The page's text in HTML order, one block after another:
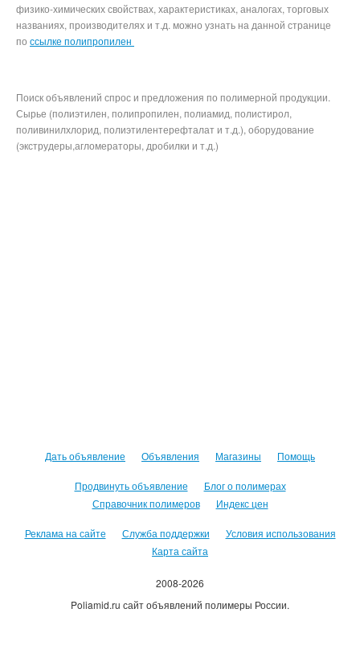
физико-химических свойствах, характеристиках, аналогах, торговых
названиях, производителях и т.д. можно узнать на данной странице
по ссылке полипропилен
Поиск объявлений спрос и предложения по полимерной продукции.
Сырье (полиэтилен, полипропилен, полиамид, полистирол,
поливинилхлорид, полиэтилентерефталат и т.д.), оборудование
(экструдеры,агломераторы, дробилки и т.д.)
Дать объявление Объявления Магазины Помощь
Продвинуть объявление
Блог о полимерах
Справочник полимеров
Индекс цен
Реклама на сайте Служба поддержки
Условия использования
Карта сайта
2008-2026
Poliamid.ru сайт объявлений полимеры России.